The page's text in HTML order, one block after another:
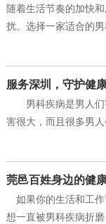
准则
随着生活节奏的加快
扰。选择一家适合的
服务深圳，守护健
男科疾病是男人们
害很大，而且很多男
胁到他们的健康。男
莞邑百姓身边的健
如果你的生活和工
想一直被男科疾病折